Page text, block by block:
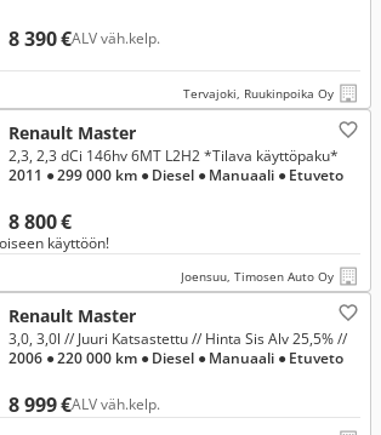
8 390 €ALV väh.kelp.
Tervajoki, Ruukinpoika Oy
Renault Master
8 800 €
2,3, 2,3 dCi 146hv 6MT L2H2 *Tilava käyttöpaku*
2011 ● 299 000 km ● Diesel ● Manuaali ● Etuveto
käyttöön!
Joensuu, Timosen Auto Oy
Renault Master
8 999 €ALV väh.kelp.
3,0, 3,0l // Juuri Katsastettu // Hinta Sis Alv 25,5% //
2006 ● 220 000 km ● Diesel ● Manuaali ● Etuveto